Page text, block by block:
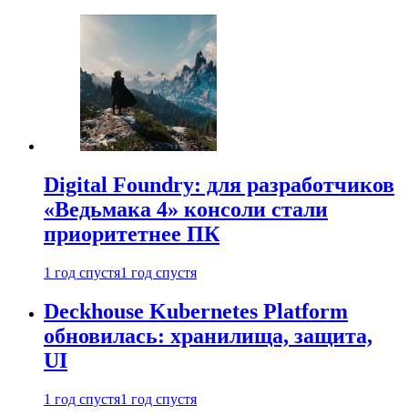
Digital Foundry: для разработчиков
«Ведьмака 4» консоли стали
приоритетнее ПК
1 год спустя1 год спустя
Deckhouse Kubernetes Platform
обновилась: хранилища, защита,
UI
1 год спустя1 год спустя